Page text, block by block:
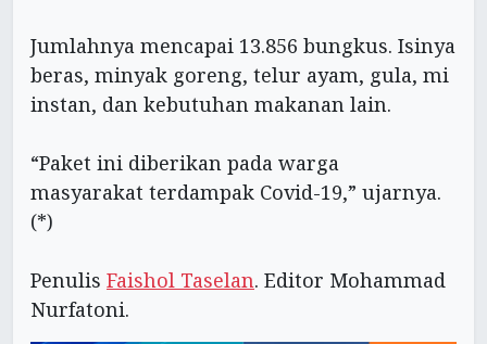
Jumlahnya mencapai 13.856 bungkus. Isinya
beras, minyak goreng, telur ayam, gula, mi
instan, dan kebutuhan makanan lain.
“Paket ini diberikan pada warga
masyarakat terdampak Covid-19,” ujarnya.
(*)
Penulis Faishol Taselan. Editor Mohammad
Nurfatoni.